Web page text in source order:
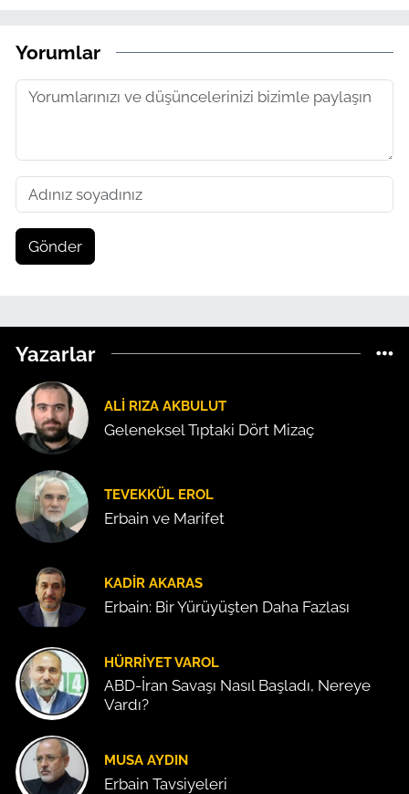
Yorumlar
Gönder
Yazarlar
ALI RIZA AKBULUT
Geleneksel Tıptaki Dört Mizaç
TEVEKKÜL EROL
Erbain ve Marifet
KADIR AKARAS
Erbain: Bir Yürüyüşten Daha Fazlası
HÜRRIYET VAROL
ABD-İran Savaşı Nasıl Başladı, Nereye
Vardı?
MUSA AYDIN
Erbain Tavsiyeleri